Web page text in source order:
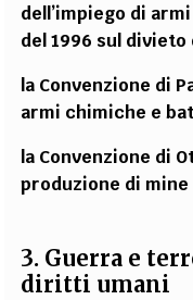
dell’impiego di armi
del 1996 sul divieto
la Convenzione di
armi chimiche e
la Convenzione di
produzione di
3. Guerra e
diritti umani